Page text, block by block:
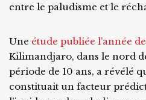
entre le paludisme et le
Une étude publiée l’année
Kilimandjaro, dans le nord
période de 10 ans, a révélé
constituait un facteur